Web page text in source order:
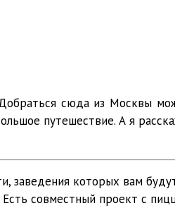
сюда из Москвы
путешествие. А я
заведения которых вам
Есть совместный проект с